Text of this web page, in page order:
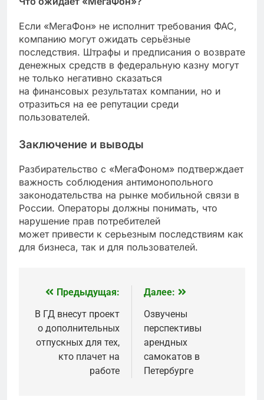
Если «МегаФон» не исполнит требования ФАС,
компанию могут ожидать серьёзные
последствия. Штрафы и предписания о возврате
денежных средств в федеральную казну могут
не только негативно сказаться
на финансовых результатах компании, но и
отразиться на ее репутации среди
пользователей.
Заключение и выводы
Разбирательство с «МегаФоном» подтверждает
важность соблюдения антимонопольного
законодательства на рынке мобильной связи в
России. Операторы должны понимать, что
нарушение прав потребителей
может привести к серьезным последствиям как
для бизнеса, так и для пользователей.
Навигация
по
записям
Предыдущая:
В ГД внесут проект
о дополнительных
отпускных для тех,
кто плачет на
работе
Далее:
Озвучены
перспективы
арендных
самокатов в
Петербурге